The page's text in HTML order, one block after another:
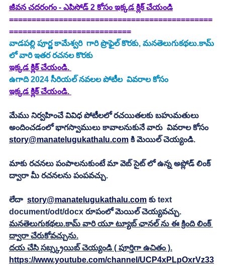
జీవన చదరంగం - ఎపిసోడ్ 2 కోసం ఇక్కడ క్లిక్ చేయండి
=============================================
===========================
వాడపల్లి పూర్ణ కామేశ్వరి గారి ప్రొఫైల్ కొరకు, మనతెలుగుకథలు.కామ్
లో వారి ఇతర రచనల కొరకు
ఇక్కడ క్లిక్ చేయండి.
ఉగాది 2024 సీరియల్ నవలల పోటీల  వివరాల కోసం
ఇక్కడ క్లిక్ చేయండి.
మేము నిర్వహించే వివిధ పోటీలలో రచయితలకు బహుమతులు
అందించడంలో భాగస్వాములు కావాలనుకునే వారు  వివరాల కోసం
story@manatelugukathalu.com కి మెయిల్ చెయ్యండి.
మాకు రచనలు పంపాలనుకుంటే మా వెబ్ సైట్ లో ఉన్న అప్లోడ్ లింక్
ద్వారా మీ రచనలను పంపవచ్చు.
లేదా story@manatelugukathalu.com కు text
document/odt/docx రూపంలో మెయిల్ చెయ్యవచ్చు.
మనతెలుగుకథలు.కామ్ వారి యూ ట్యూబ్ ఛానల్ ను ఈ క్రింది లింక్
ద్వారా చేరుకోవచ్చును.
దయ చేసి సబ్స్క్రయిబ్ చెయ్యండి ( పూర్తిగా ఉచితం ).
https://www.youtube.com/channel/UCP4xPLpOxrVz33